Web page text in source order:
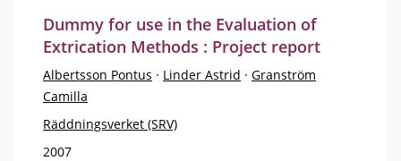
Dummy for use in the Evaluation of
Extrication Methods : Project report
Albertsson Pontus · Linder Astrid · Granström
Camilla
Räddningsverket (SRV)
2007